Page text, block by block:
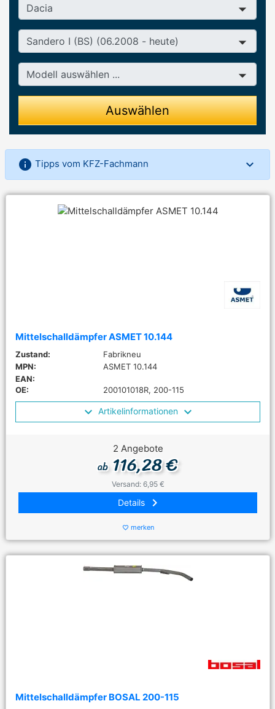
Baureihe
Modell
Auswählen
info Tipps vom KFZ-Fachmann
Mittelschalldämpfer ASMET 10.144
Zustand:
Fabrikneu
MPN:
ASMET 10.144
EAN:
OE:
200101018R, 200-115
Artikelinformationen
2 Angebote
ab116,28 €
Versand: 6,95 €
Details keyboard_arrow_right
favorite_border merken
Mittelschalldämpfer BOSAL 200-115